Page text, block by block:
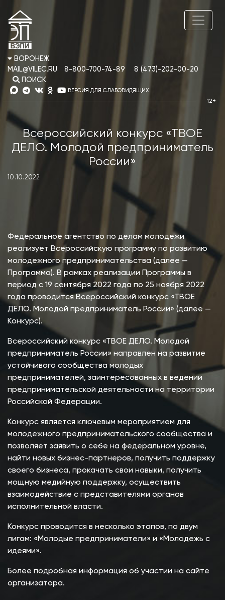
ВОРОНЕЖ
MAIL@VILEC.RU
8-800-700-74-89
8 (473)-202-00-20
ПОИСК
ВЕРСИЯ ДЛЯ СЛАБОВИДЯЩИХ
Всероссийский конкурс «ТВОЕ
ДЕЛО. Молодой предприниматель
России»
10.10.2022
Федеральное агентство по делам молодежи
реализует Всероссийскую программу по развитию
молодежного предпринимательства (далее —
Программа). В рамках реализации Программы в
период с 19 сентября 2022 года по 25 ноября 2022
года проводится Всероссийский конкурс «ТВОЕ
ДЕЛО. Молодой предприниматель России» (далее —
Конкурс).
Всероссийский конкурс «ТВОЕ ДЕЛО. Молодой
предприниматель России» направлен на развитие
устойчивого сообщества молодых
предпринимателей, заинтересованных в ведении
предпринимательской деятельности на территории
Российской Федерации.
Конкурс является ключевым мероприятием для
молодежного предпринимательского сообщества и
позволяет заявить о себе на федеральном уровне,
найти новых бизнес-партнеров, получить поддержку
своего бизнеса, прокачать свои навыки, получить
мощную медийную поддержку, осуществить
взаимодействие с представителями органов
исполнительной власти.
Конкурс проводится в несколько этапов, по двум
лигам: «Молодые предприниматели» и «Молодежь с
идеями».
Более подробная информация об участии на сайте
организатора.